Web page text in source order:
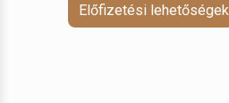
Előfizetési lehetőségek